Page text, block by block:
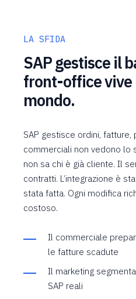
LA SFIDA
SAP gestisce il
front-office vive
mondo.
SAP gestisce ordini, fatture,
commerciali non vedono lo
non sa chi è già cliente. Il
contratti. L’integrazione è
stata fatta. Ogni modifica
costoso.
Il commerciale
le fatture scadute
Il marketing
SAP reali